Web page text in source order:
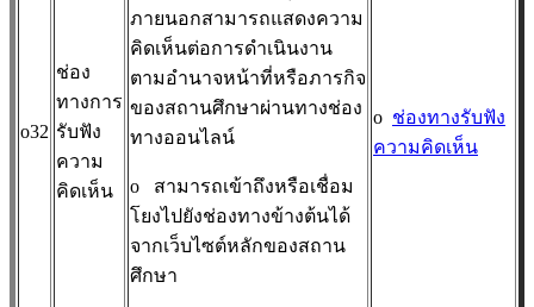
o32
ช่อง
ทางการ
รับฟัง
ความ
คิดเห็น
ภายนอกสามารถแสดงความ
คิดเห็นต่อการดำเนินงาน
ตามอำนาจหน้าที่หรือภารกิจ
ของสถานศึกษาผ่านทางช่อง
ทางออนไลน์
o สามารถเข้าถึงหรือเชื่อม
โยงไปยังช่องทางข้างต้นได้
จากเว็บไซต์หลักของสถาน
ศึกษา
o ช่องทางรับฟัง
ความคิดเห็น